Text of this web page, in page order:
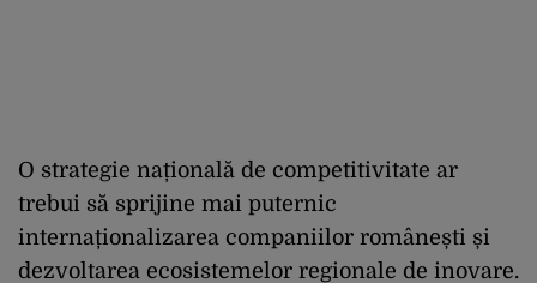
O strategie națională de competitivitate ar
trebui să sprijine mai puternic
internaționalizarea companiilor românești și
dezvoltarea ecosistemelor regionale de inovare.